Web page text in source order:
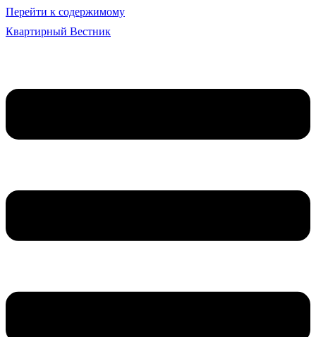
Перейти к содержимому
Квартирный Вестник